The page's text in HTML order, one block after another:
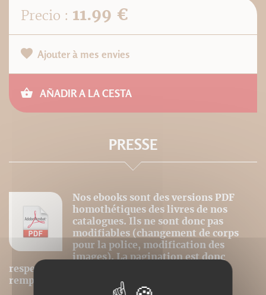
Precio : 11.99 €
Ajouter à mes envies
AÑADIR A LA CESTA
PRESSE
Nos ebooks sont des versions PDF
homothétiques des livres de nos
catalogues. Ils ne sont donc pas
modifiables (changement de corps
pour la police, modification des
images). La pagination est donc
respectée et la première page du livre est
remplacée par la couverture.